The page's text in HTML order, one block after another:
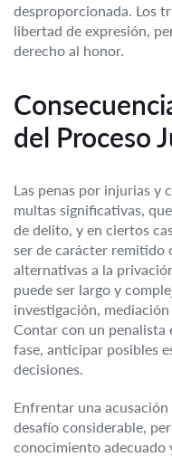
desproporcionada. Los
libertad de expresión,
derecho al honor.
del Proceso
Las penas por injurias y
multas significativas,
de delito, y en ciertos
ser de carácter remitido
alternativas a la
puede ser largo y
investigación,
Contar con un penalista
fase, anticipar posibles
decisiones.
Enfrentar una
desafío considerable,
conocimiento adecuado